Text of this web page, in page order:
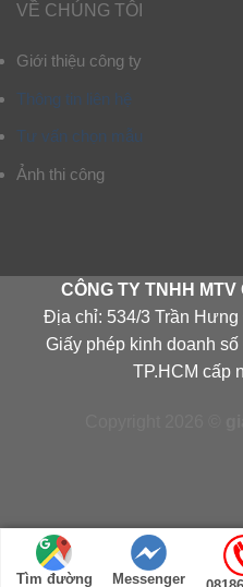
VỀ CHÚNG TÔI
Giới thiệu công ty
Thông tin liên hệ
Tư vấn chọn mẫu
Ảnh thi công
CÔNG TY TNHH
Địa chỉ: 534/3 Trần Hưng
Giấy phép kinh doanh
TP.HCM cấp
Tìm đường Messenger